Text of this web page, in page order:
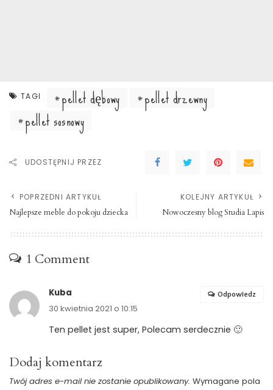
TAGI pellet dębowy
pellet drzewny
pellet sosnowy
UDOSTĘPNIJ PRZEZ
POPRZEDNI ARTYKUŁ
Najlepsze meble do pokoju dziecka
KOLEJNY ARTYKUŁ
Nowoczesny blog Studia Lapis
1 Comment
Kuba
30 kwietnia 2021 o 10:15
Ten pellet jest super, Polecam serdecznie 🙂
Odpowiedz
Dodaj komentarz
Twój adres e-mail nie zostanie opublikowany. Wymagane pola